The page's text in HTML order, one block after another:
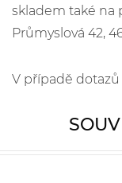
skladem také na
Průmyslová 42,
V případě